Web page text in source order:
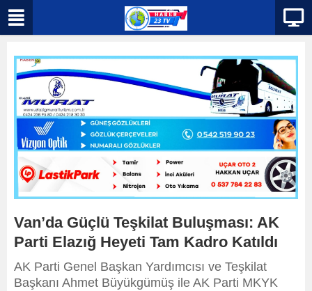
Van’da Güçlü Teşkilat Buluşması: AK
Parti Elazığ Heyeti Tam Kadro Katıldı
AK Parti Genel Başkan Yardımcısı ve Teşkilat
Başkanı Ahmet Büyükgümüş ile AK Parti MKYK